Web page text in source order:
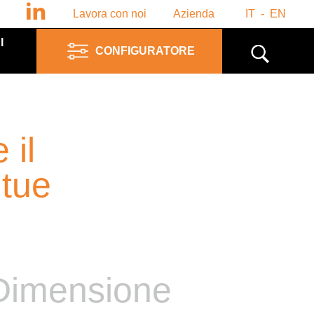
Lavora con noi Azienda IT EN
CONFIGURATORE
il